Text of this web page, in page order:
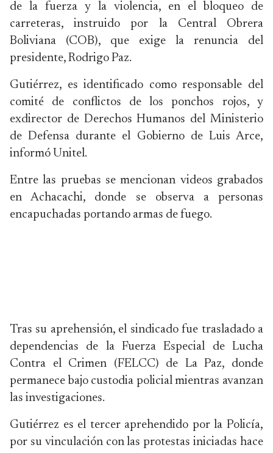
de la fuerza y la violencia, en el bloqueo de
carreteras, instruido por la Central Obrera
Boliviana (COB), que exige la renuncia del
presidente, Rodrigo Paz.
Gutiérrez, es identificado como responsable del
comité de conflictos de los ponchos rojos, y
exdirector de Derechos Humanos del Ministerio
de Defensa durante el Gobierno de Luis Arce,
informó Unitel.
Entre las pruebas se mencionan videos grabados
en Achacachi, donde se observa a personas
encapuchadas portando armas de fuego.
Tras su aprehensión, el sindicado fue trasladado a
dependencias de la Fuerza Especial de Lucha
Contra el Crimen (FELCC) de La Paz, donde
permanece bajo custodia policial mientras avanzan
las investigaciones.
Gutiérrez es el tercer aprehendido por la Policía,
por su vinculación con las protestas iniciadas hace